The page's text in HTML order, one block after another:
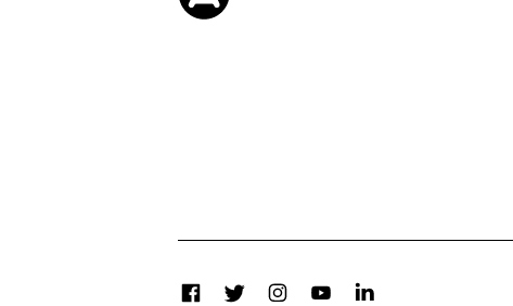
FacebookTwitterInstagramYouTubeLinkedIn